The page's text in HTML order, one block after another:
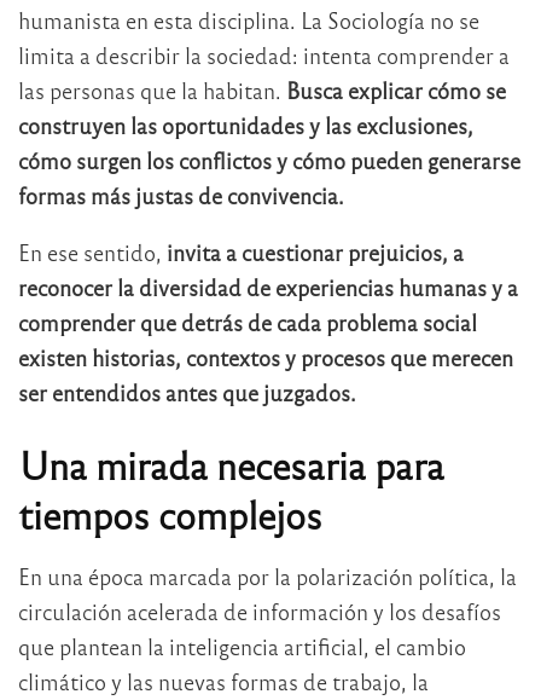
humanista en esta disciplina. La Sociología no se
limita a describir la sociedad: intenta comprender a
las personas que la habitan. Busca explicar cómo se
construyen las oportunidades y las exclusiones,
cómo surgen los conflictos y cómo pueden generarse
formas más justas de convivencia.
En ese sentido, invita a cuestionar prejuicios, a
reconocer la diversidad de experiencias humanas y a
comprender que detrás de cada problema social
existen historias, contextos y procesos que merecen
ser entendidos antes que juzgados.
Una mirada necesaria para
tiempos complejos
En una época marcada por la polarización política, la
circulación acelerada de información y los desafíos
que plantean la inteligencia artificial, el cambio
climático y las nuevas formas de trabajo, la